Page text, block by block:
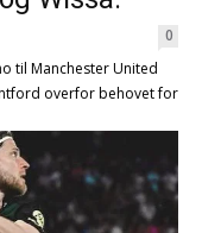
0
til Manchester United
overfor behovet for